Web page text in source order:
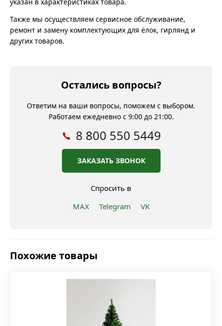
Также мы осуществляем сервисное обслуживание,
ремонт и замену комплектующих для ёлок, гирлянд и
других товаров.
Остались вопросы?
Ответим на ваши вопросы, поможем с выбором.
Работаем ежедневно с 9:00 до 21:00.
8 800 550 5449
ЗАКАЗАТЬ ЗВОНОК
Спросить в
MAX
Telegram VK
Похожие товары